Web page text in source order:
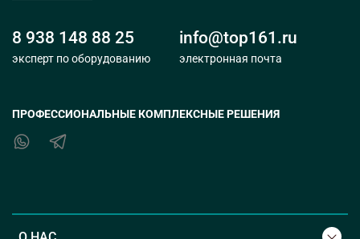
8 938 148 88 25
эксперт по оборудованию
info@top161.ru
электронная почта
ПРОФЕССИОНАЛЬНЫЕ КОМПЛЕКСНЫЕ РЕШЕНИЯ